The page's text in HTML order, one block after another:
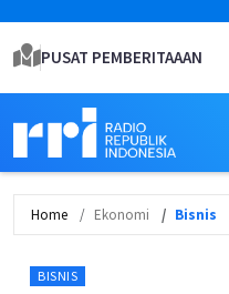
PUSAT PEMBERITAAAN
Home Ekonomi Bisnis
BISNIS